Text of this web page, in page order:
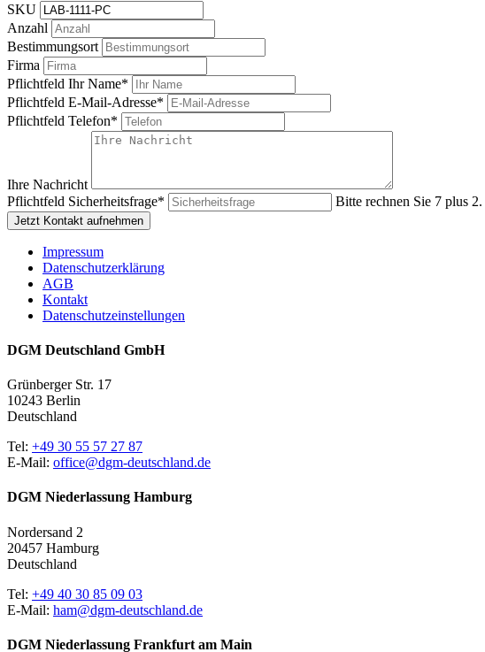
SKU
Anzahl
Bestimmungsort
Firma
Pflichtfeld Ihr Name*
Pflichtfeld E-Mail-Adresse*
Pflichtfeld Telefon*
Ihre Nachricht
Pflichtfeld Sicherheitsfrage* Bitte rechnen Sie 7 plus 2.
Jetzt Kontakt aufnehmen
Impressum
Datenschutzerklärung
AGB
Kontakt
Datenschutzeinstellungen
DGM Deutschland GmbH
Grünberger Str. 17
10243 Berlin
Deutschland
Tel: +49 30 55 57 27 87
E-Mail: office@dgm-deutschland.de
DGM Niederlassung Hamburg
Nordersand 2
20457 Hamburg
Deutschland
Tel: +49 40 30 85 09 03
E-Mail: ham@dgm-deutschland.de
DGM Niederlassung Frankfurt am Main